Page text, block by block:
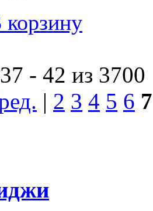
- 42 из 3700
| 2 3 4 5 6 7